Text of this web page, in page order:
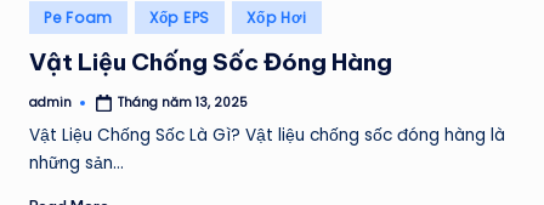
Posted
in
Pe Foam Xốp EPS Xốp Hơi
Vật Liệu Chống Sốc Đóng Hàng
Posted
admin Tháng năm 13, 2025
Vật Liệu Chống Sốc Là Gì? Vật liệu chống sốc đóng hàng là
những sản…